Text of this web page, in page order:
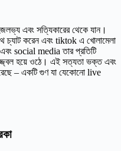
এবং সত্যিকারের থেকে যান।
করেন এবং tiktok এ খোলামেলা
social media তার প্রতিটি
হয়ে ওঠে। এই সত্যতা ভক্ত এবং
– একটি গুণ যা যেকোনো live